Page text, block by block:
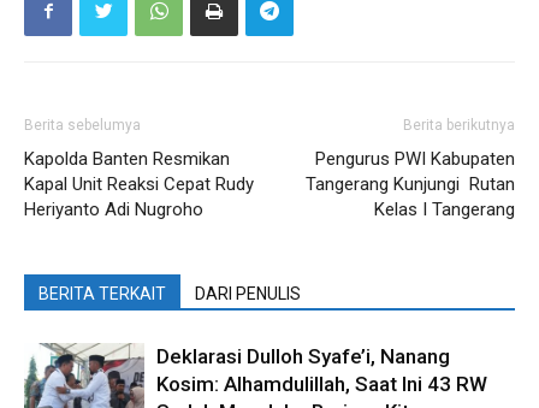
Berita sebelumya
Kapolda Banten Resmikan
Kapal Unit Reaksi Cepat Rudy
Heriyanto Adi Nugroho
Berita berikutnya
Pengurus PWI Kabupaten
Tangerang Kunjungi Rutan
Kelas I Tangerang
BERITA TERKAIT DARI PENULIS
Deklarasi Dulloh Syafe’i, Nanang
Kosim: Alhamdulillah, Saat Ini 43 RW